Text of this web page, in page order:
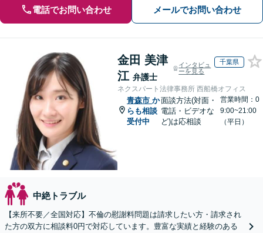
電話でお問い合わせ メールでお問い合わせ
金田 美津
江 弁護士
インタビュ
ーを見る
千葉県
ネクスパート法律事務所 西船橋オフィス
青森市 か
らも相談
受付中
面談方法(対面・
電話・ビデオな
ど)は応相談
営業時間：0
9:00~21:00
（平日）
中絶トラブル
【来所不要／全国対応】不倫の慰謝料問題は請求したい方・請求され
た方の双方に相談料0円で対応しています。豊富な実績と経験のある